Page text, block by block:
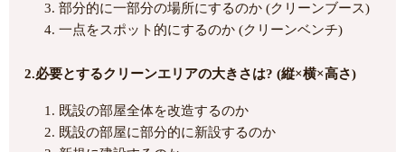
部分的に一部分の場所にするのか (クリーンブース)
一点をスポット的にするのか (クリーンベンチ)
2.必要とするクリーンエリアの大きさは? (縦×横×高さ)
既設の部屋全体を改造するのか
既設の部屋に部分的に新設するのか